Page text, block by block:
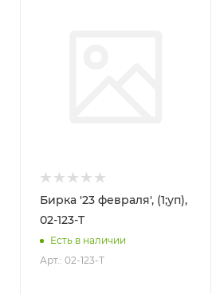
Бирка '23 февраля', (1;уп),
02-123-T
Есть в наличии
Арт.: 02-123-T